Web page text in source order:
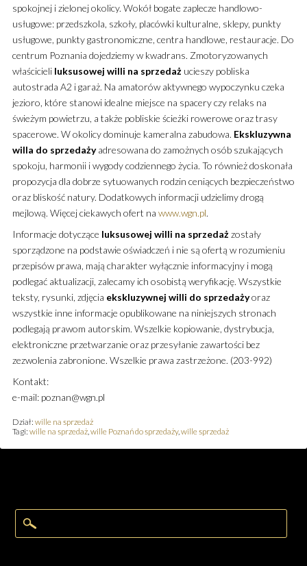
spokojnej i zielonej okolicy. Wokół bogate zaplecze handlowo-
usługowe: przedszkola, szkoły, placówki kulturalne, sklepy, punkty
usługowe, punkty gastronomiczne, centra handlowe, restauracje. Do
centrum Poznania dojedziemy w kwadrans. Zmotoryzowanych
właścicieli luksusowej willi na sprzedażucieszy pobliska
autostrada A2 i garaż. Na amatorów aktywnego wypoczynku czeka
jezioro, które stanowi idealne miejsce na spacery czy relaks na
świeżym powietrzu, a także pobliskie ścieżki rowerowe oraz trasy
spacerowe. W okolicy dominuje kameralna zabudowa. Ekskluzywna
willa do sprzedażyadresowana do zamożnych osób szukających
spokoju, harmonii i wygody codziennego życia. To również doskonała
propozycja dla dobrze sytuowanych rodzin ceniących bezpieczeństwo
oraz bliskość natury. Dodatkowych informacji udzielimy drogą
mejlową. Więcej ciekawych ofert na www.wgn.pl.
Informacje dotyczące luksusowej willi na sprzedażzostały
sporządzone na podstawie oświadczeń i nie są ofertą w rozumieniu
przepisów prawa, mają charakter wyłącznie informacyjny i mogą
podlegać aktualizacji, zalecamy ich osobistą weryfikację. Wszystkie
teksty, rysunki, zdjęcia ekskluzywnej willi do sprzedażyoraz
wszystkie inne informacje opublikowane na niniejszych stronach
podlegają prawom autorskim. Wszelkie kopiowanie, dystrybucja,
elektroniczne przetwarzanie oraz przesyłanie zawartości bez
zezwolenia zabronione. Wszelkie prawa zastrzeżone. (203-992)
Kontakt:
e-mail: poznan@wgn.pl
Dział: wille na sprzedaż
Tagi: wille na sprzedaż, wille Poznań do sprzedaży, wille sprzedaż